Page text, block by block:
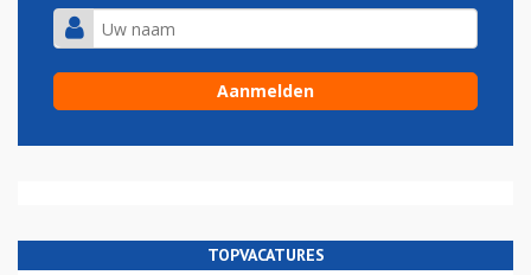
TOPVACATURES